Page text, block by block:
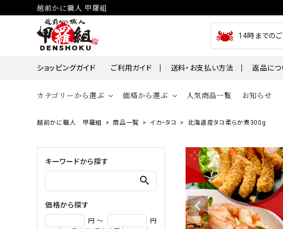
越前かに職人 甲羅組
14時までの
ショッピングガイド ご利用ガイド 送料・お支払い方法 返品につ
カテゴリーから選ぶ
ズワイガニ
毛ガニ
えび
帆立・ホタテ
牡蠣・カキ
魚卵
価格から選ぶ
￥10,001～￥30,000 ￥30,001～
人気商品一覧 お知らせ
越前かに職人 甲羅組 商品一覧 イカ・タコ 北海道産タコ柔らか煮300g
キーワードから探す
search
価格から探す
円 ～
円